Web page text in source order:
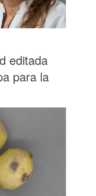
editada
para la